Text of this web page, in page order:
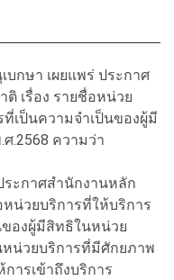
บกษา เผยแพร่ ประกาศ
เรื่อง รายชื่อหน่วย
เป็นความจำเป็นของผู้มี
.2568 ความว่า
ระกาศสำนักงานหลัก
น่วยบริการที่ให้บริการ
ของผู้มีสิทธิในหน่วย
หน่วยบริการที่มีศักยภาพ
ารเข้าถึงบริการ